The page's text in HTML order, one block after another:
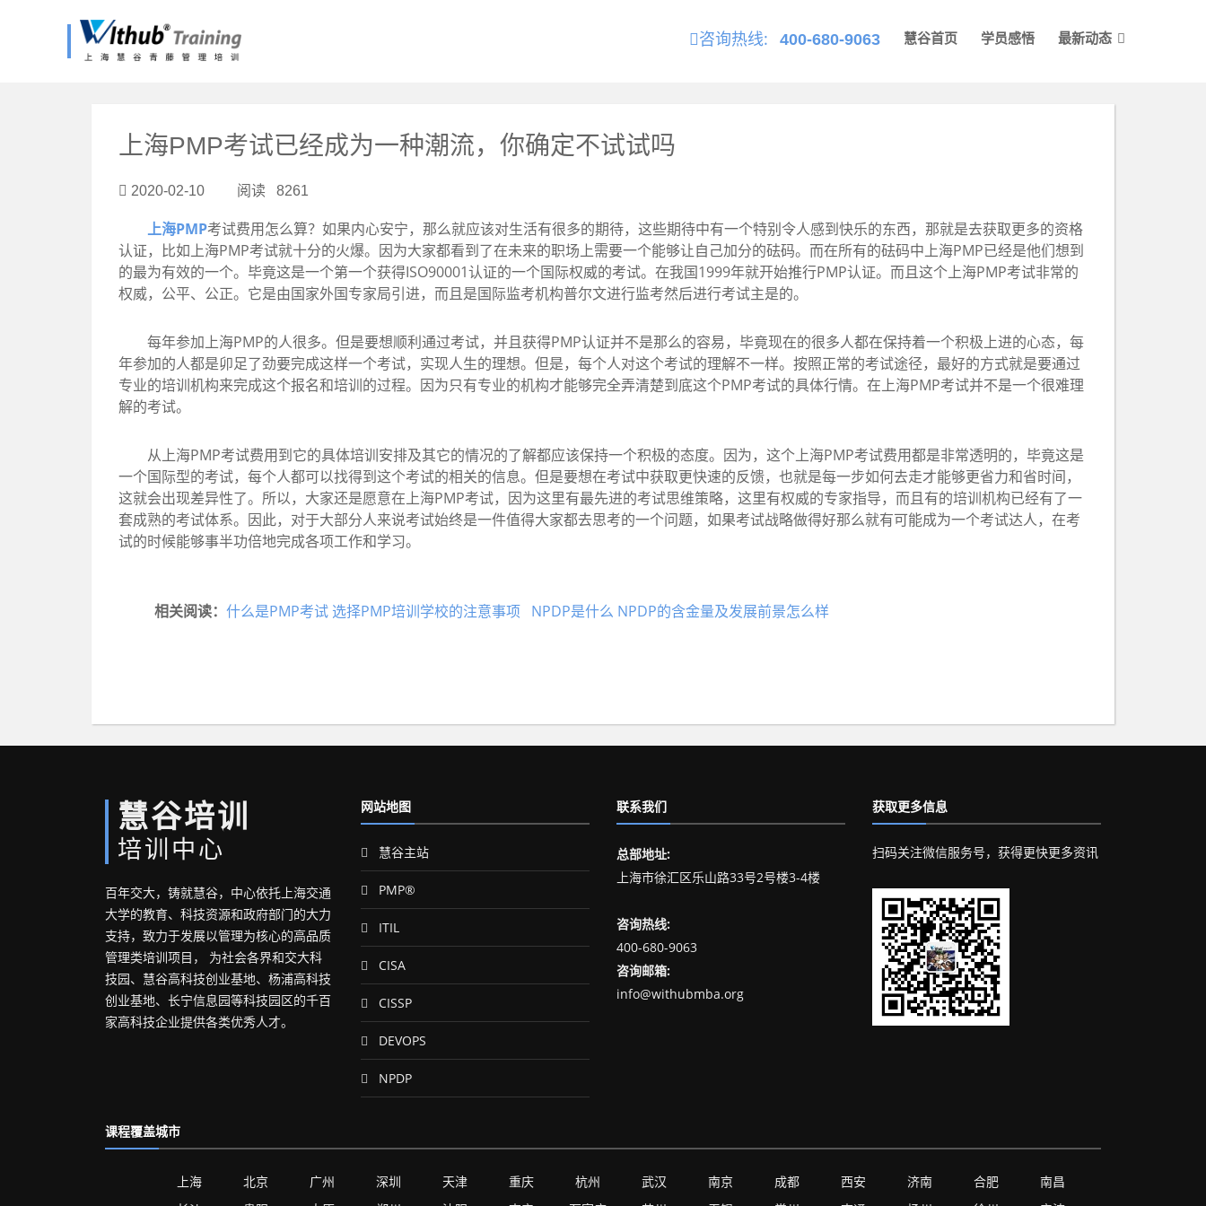
咨询热线: 400-680-9063 慧谷首页 学员感悟 最新动态
上海PMP考试已经成为一种潮流，你确定不试试吗
2020-02-10 阅读 8261
上海PMP考试费用怎么算？如果内心安宁，那么就应该对生活有很多的期待，这些期待中有一个特别令人感到快乐的东西，那就是去获取更多的资格
认证，比如上海PMP考试就十分的火爆。因为大家都看到了在未来的职场上需要一个能够让自己加分的砝码。而在所有的砝码中上海PMP已经是他们想到
的最为有效的一个。毕竟这是一个第一个获得ISO90001认证的一个国际权威的考试。在我国1999年就开始推行PMP认证。而且这个上海PMP考试非常的
权威，公平、公正。它是由国家外国专家局引进，而且是国际监考机构普尔文进行监考然后进行考试主是的。
每年参加上海PMP的人很多。但是要想顺利通过考试，并且获得PMP认证并不是那么的容易，毕竟现在的很多人都在保持着一个积极上进的心态，每
年参加的人都是卯足了劲要完成这样一个考试，实现人生的理想。但是，每个人对这个考试的理解不一样。按照正常的考试途径，最好的方式就是要通过
专业的培训机构来完成这个报名和培训的过程。因为只有专业的机构才能够完全弄清楚到底这个PMP考试的具体行情。在上海PMP考试并不是一个很难理
解的考试。
从上海PMP考试费用到它的具体培训安排及其它的情况的了解都应该保持一个积极的态度。因为，这个上海PMP考试费用都是非常透明的，毕竟这是
一个国际型的考试，每个人都可以找得到这个考试的相关的信息。但是要想在考试中获取更快速的反馈，也就是每一步如何去走才能够更省力和省时间，
这就会出现差异性了。所以，大家还是愿意在上海PMP考试，因为这里有最先进的考试思维策略，这里有权威的专家指导，而且有的培训机构已经有了一
套成熟的考试体系。因此，对于大部分人来说考试始终是一件值得大家都去思考的一个问题，如果考试战略做得好那么就有可能成为一个考试达人，在考
试的时候能够事半功倍地完成各项工作和学习。
相关阅读： 什么是PMP考试 选择PMP培训学校的注意事项 NPDP是什么 NPDP的含金量及发展前景怎么样
慧谷培训
培训中心
百年交大，铸就慧谷，中心依托上海交通
大学的教育、科技资源和政府部门的大力
支持，致力于发展以管理为核心的高品质
管理类培训项目， 为社会各界和交大科
技园、慧谷高科技创业基地、杨浦高科技
创业基地、长宁信息园等科技园区的千百
家高科技企业提供各类优秀人才。
网站地图
慧谷主站
PMP®
ITIL
CISA
CISSP
DEVOPS
NPDP
联系我们
总部地址:
上海市徐汇区乐山路33号2号楼3-4楼
咨询热线:
400-680-9063
咨询邮箱:
info@withubmba.org
获取更多信息
扫码关注微信服务号，获得更快更多资讯
课程覆盖城市
上海 北京 广州 深圳 天津 重庆 杭州 武汉 南京 成都 西安 济南 合肥
南昌